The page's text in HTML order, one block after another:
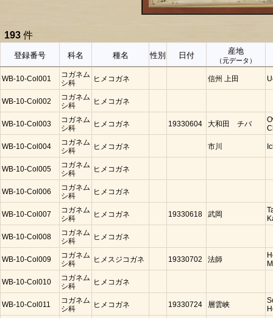
193 件
登録番号 科名 種名 性別 日付 産地
（元データ）
WB-10-Col001
コガネム
シ科
ヒメコガネ 信州 上田
WB-10-Col002
コガネム
シ科
ヒメコガネ
WB-10-Col003
コガネム
シ科
ヒメコガネ 19330604 大和田 チバ
WB-10-Col004
コガネム
シ科
ヒメコガネ 市川
WB-10-Col005
コガネム
シ科
ヒメコガネ
WB-10-Col006
コガネム
シ科
ヒメコガネ
WB-10-Col007
コガネム
シ科
ヒメコガネ 19330618 武岡
WB-10-Col008
コガネム
シ科
ヒメコガネ
WB-10-Col009
コガネム
シ科
ヒメスジコガネ 19330702 法師
WB-10-Col010
コガネム
シ科
ヒメコガネ
WB-10-Col011
コガネム
シ科
ヒメコガネ 19330724 層雲峡